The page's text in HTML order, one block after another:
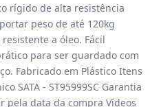
rígido de alta resistência
peso de até 120kg
a óleo. Fácil
para ser guardado com
Fabricado em Plástico Itens
SATA - ST95999SC Garantia
pela data da compra Vídeos